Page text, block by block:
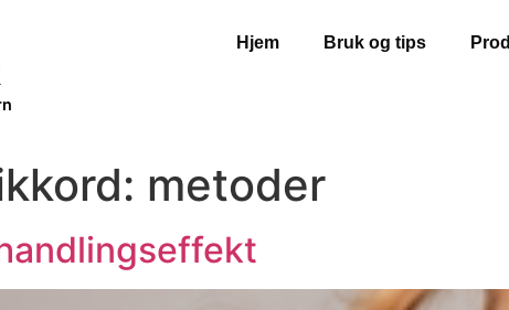
Hjem Bruk og tips
metoder